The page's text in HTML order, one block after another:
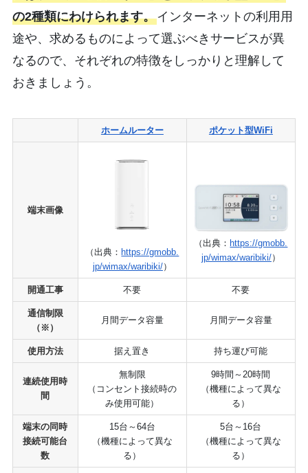
の2種類にわけられます。インターネットの利用用
途や、求めるものによって選ぶべきサービスが異
なるので、それぞれの特徴をしっかりと理解して
おきましょう。
ホームルーター ポケット型WiFi
端末画像
（出典： https://gmobb.
jp/wimax/waribiki/）
（出典： https://gmobb.
jp/wimax/waribiki/）
開通工事 不要 不要
通信制限
（※）
月間データ容量 月間データ容量
使用方法 据え置き 持ち運び可能
連続使用時
間
無制限
（コンセント接続時の
み使用可能）
9時間～20時間
（機種によって異な
る）
端末の同時
接続可能台
数
15台～64台
（機種によって異な
る）
5台～16台
（機種によって異な
る）